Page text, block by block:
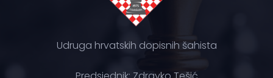
Udruga hrvatskih dopisnih šahista